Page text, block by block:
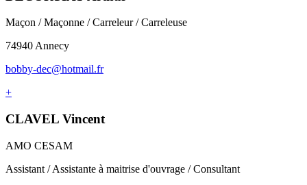
Maçon / Maçonne / Carreleur / Carreleuse
74940 Annecy
bobby-dec@hotmail.fr
+
CLAVEL Vincent
AMO CESAM
Assistant / Assistante à maitrise d'ouvrage / Consultant